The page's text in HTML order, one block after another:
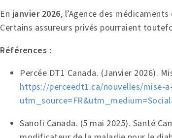
Enjanvier 2026, l’Agence des
Certains assureurs privés pourraient
Références :
Percée DT1 Canada. (Janvier 2026).
https://perceedt1.ca/nouvelles/mise-
Sanofi Canada. (5 mai 2025). Santé